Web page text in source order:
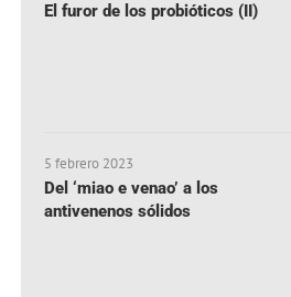
El furor de los probióticos (II)
5 febrero 2023
Del ‘miao e venao’ a los
antivenenos sólidos